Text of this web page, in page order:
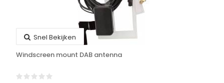
Snel Bekijken
Windscreen mount DAB antenna